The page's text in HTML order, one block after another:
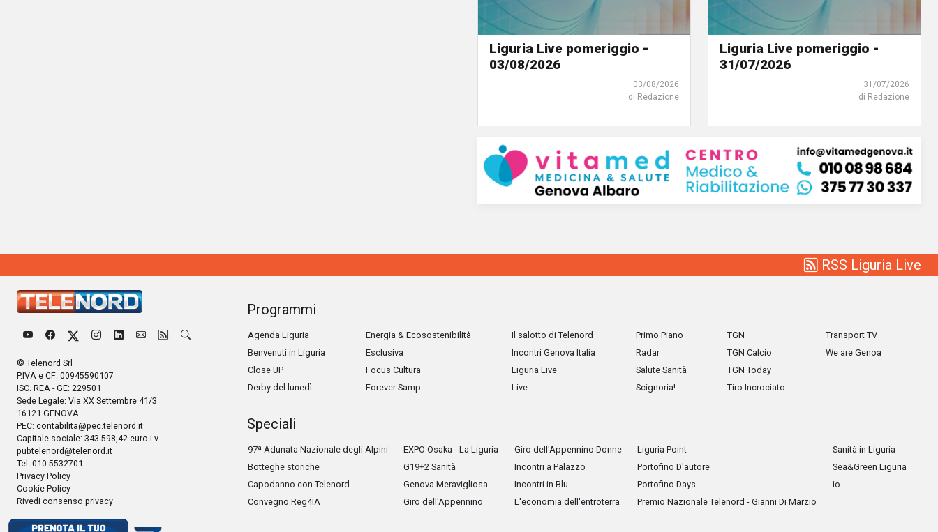
Liguria Live pomeriggio -
03/08/2026
03/08/2026
di Redazione
Liguria Live pomeriggio -
31/07/2026
31/07/2026
di Redazione
RSS Liguria Live
© Telenord Srl
P.IVA e CF: 00945590107
ISC. REA - GE: 229501
Sede Legale: Via XX Settembre 41/3
16121 GENOVA
PEC: contabilita@pec.telenord.it
Capitale sociale: 343.598,42 euro i.v.
pubtelenord@telenord.it
Tel. 010 5532701
Privacy Policy
Cookie Policy
Rivedi consenso privacy
Programmi
Agenda Liguria
Benvenuti in Liguria
Close UP
Derby del lunedì
Energia & Ecosostenibilità
Esclusiva
Focus Cultura
Forever Samp
Il salotto di Telenord
Incontri Genova Italia
Liguria Live
Live
Primo Piano
Radar
Salute Sanità
Scignoria!
TGN
TGN Calcio
TGN Today
Tiro Incrociato
Transport TV
We are Genoa
Speciali
97ª Adunata Nazionale degli Alpini
Botteghe storiche
Capodanno con Telenord
Convegno Reg4IA
EXPO Osaka - La Liguria
G19+2 Sanità
Genova Meravigliosa
Giro dell'Appennino
Giro dell'Appennino Donne
Incontri a Palazzo
Incontri in Blu
L'economia dell'entroterra
Liguria Point
Portofino D'autore
Portofino Days
Premio Nazionale Telenord - Gianni Di Marzio
Sanità in Liguria
Sea&Green Liguria
io